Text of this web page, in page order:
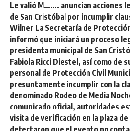
Le valió M……. anuncian acciones
de San Cristóbal por incumplir
Wilner La Secretaría de
informó que iniciará un proceso
presidenta municipal de San
Fabiola Ricci Diestel, así como de
personal de Protección Civil
presuntamente incumplir con la
denominado Rodeo de Media
comunicado oficial, autoridades
visita de verificación en la plaza